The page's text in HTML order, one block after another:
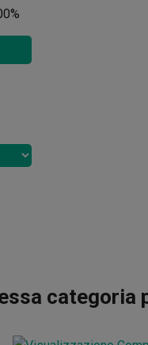
categoria